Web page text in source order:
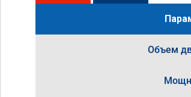
Объем